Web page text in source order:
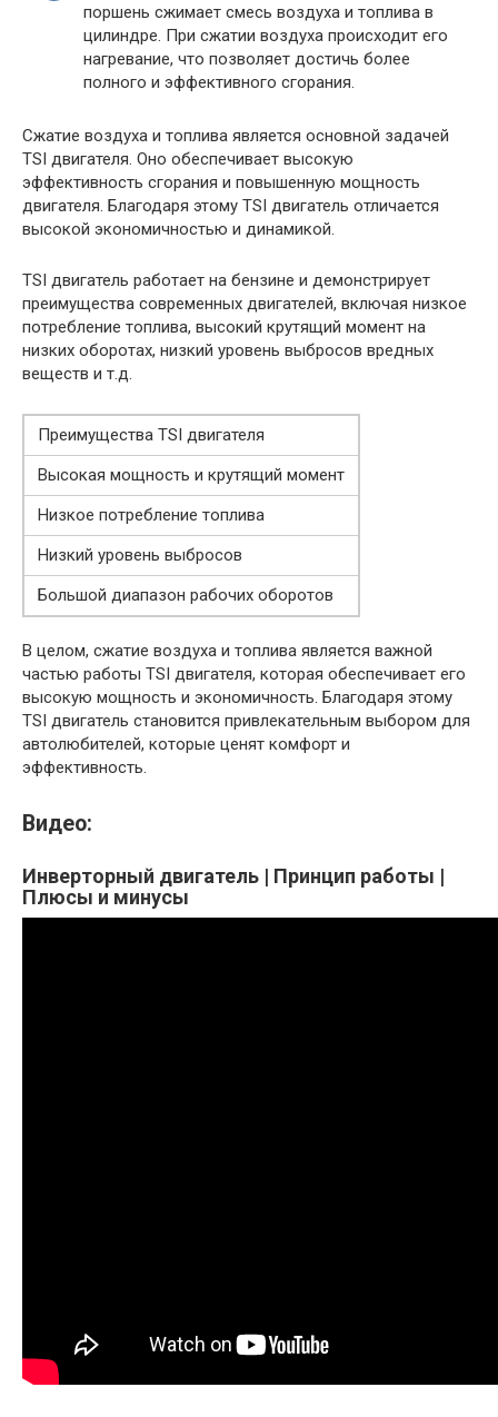
поршень сжимает смесь воздуха и топлива в
цилиндре. При сжатии воздуха происходит его
нагревание, что позволяет достичь более
полного и эффективного сгорания.
Сжатие воздуха и топлива является основной задачей
TSI двигателя. Оно обеспечивает высокую
эффективность сгорания и повышенную мощность
двигателя. Благодаря этому TSI двигатель отличается
высокой экономичностью и динамикой.
TSI двигатель работает на бензине и демонстрирует
преимущества современных двигателей, включая низкое
потребление топлива, высокий крутящий момент на
низких оборотах, низкий уровень выбросов вредных
веществ и т.д.
Преимущества TSI двигателя
Высокая мощность и крутящий момент
Низкое потребление топлива
Низкий уровень выбросов
Большой диапазон рабочих оборотов
В целом, сжатие воздуха и топлива является важной
частью работы TSI двигателя, которая обеспечивает его
высокую мощность и экономичность. Благодаря этому
TSI двигатель становится привлекательным выбором для
автолюбителей, которые ценят комфорт и
эффективность.
Видео:
Инверторный двигатель | Принцип работы |
Плюсы и минусы